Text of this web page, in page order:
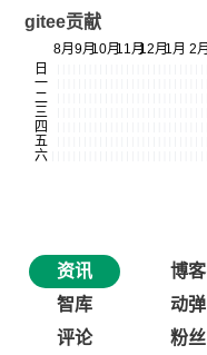
gitee贡献
资讯 博客
智库
动弹
评论
粉丝